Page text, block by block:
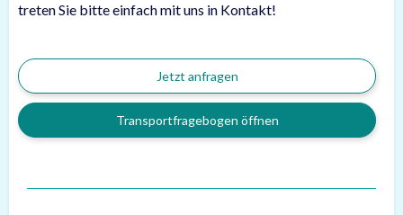
treten Sie bitte einfach mit uns in Kontakt!
Jetzt anfragen
Transportfragebogen öffnen